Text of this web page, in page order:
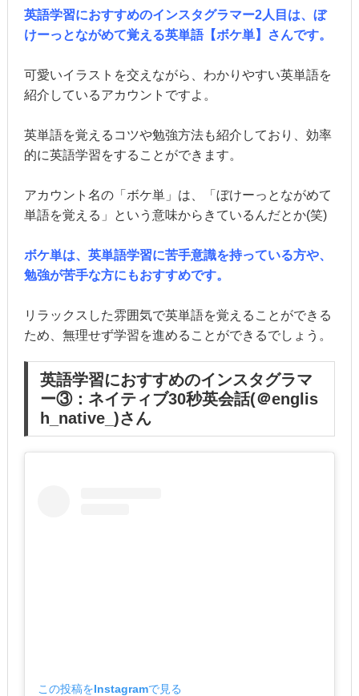
英語学習におすすめのインスタグラマー2人目は、ぼ
けーっとながめて覚える英単語【ボケ単】さんです。
可愛いイラストを交えながら、わかりやすい英単語を
紹介しているアカウントですよ。
英単語を覚えるコツや勉強方法も紹介しており、効率
的に英語学習をすることができます。
アカウント名の「ボケ単」は、「ぼけーっとながめて
単語を覚える」という意味からきているんだとか(笑)
ボケ単は、英単語学習に苦手意識を持っている方や、
勉強が苦手な方にもおすすめです。
リラックスした雰囲気で英単語を覚えることができる
ため、無理せず学習を進めることができるでしょう。
英語学習におすすめのインスタグラマ
ー③：ネイティブ30秒英会話(＠englis
h_native_)さん
この投稿をInstagramで見る